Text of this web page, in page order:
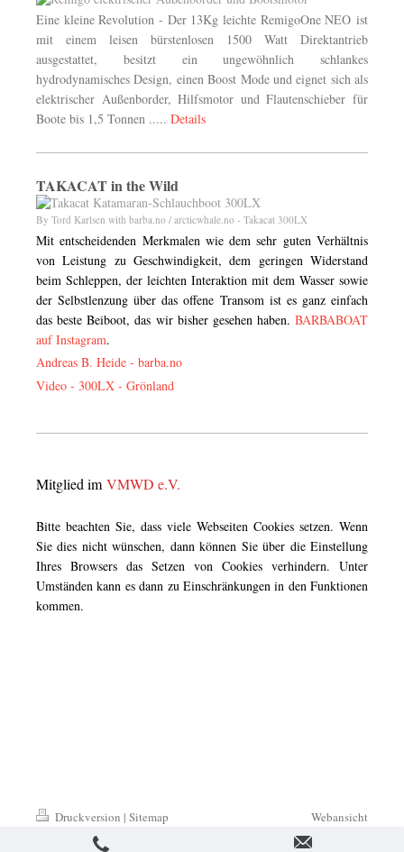
Eine kleine Revolution - Der 13Kg leichte RemigoOne NEO ist
mit einem leisen bürstenlosen 1500 Watt Direktantrieb
ausgestattet, besitzt ein ungewöhnlich schlankes
hydrodynamisches Design, einen Boost Mode und eignet sich als
elektrischer Außenborder, Hilfsmotor und Flautenschieber für
Boote bis 1,5 Tonnen ..... Details
TAKACAT in the Wild
By Tord Karlsen with barba.no / arcticwhale.no - Takacat 300LX
Mit entscheidenden Merkmalen wie dem sehr guten Verhältnis
von Leistung zu Geschwindigkeit, dem geringen Widerstand
beim Schleppen, der leichten Interaktion mit dem Wasser sowie
der Selbstlenzung über das offene Transom ist es ganz einfach
das beste Beiboot, das wir bisher gesehen haben. BARBABOAT
auf Instagram.
Andreas B. Heide - barba.no
Video - 300LX - Grönland
Mitglied im VMWD e.V.
Bitte beachten Sie, dass viele Webseiten Cookies setzen. Wenn
Sie dies nicht wünschen, dann können Sie über die Einstellung
Ihres Browsers das Setzen von Cookies verhindern. Unter
Umständen kann es dann zu Einschränkungen in den Funktionen
kommen.
Druckversion | Sitemap
© 2016-2026 TAKACAT GmbH -
Webansicht